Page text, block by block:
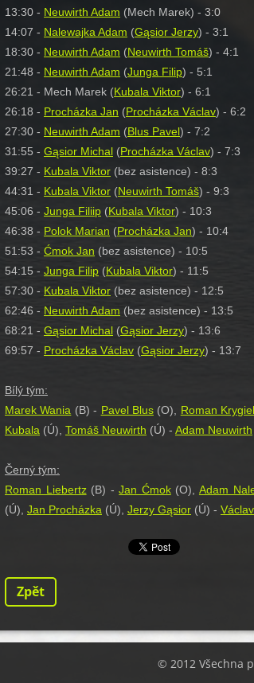
13:30 - Neuwirth Adam (Mech Marek) - 3:0
14:07 - Nalewajka Adam (Gąsior Jerzy) - 3:1
18:30 - Neuwirth Adam (Neuwirth Tomáš) - 4:1
21:48 - Neuwirth Adam (Junga Filip) - 5:1
26:21 - Mech Marek (Kubala Viktor) - 6:1
26:18 - Procházka Jan (Procházka Václav) - 6:2
27:30 - Neuwirth Adam (Blus Pavel) - 7:2
31:55 - Gąsior Michal (Procházka Václav) - 7:3
39:27 - Kubala Viktor (bez asistence) - 8:3
44:31 - Kubala Viktor (Neuwirth Tomáš) - 9:3
45:06 - Junga Filiip (Kubala Viktor) - 10:3
46:38 - Polok Marian (Procházka Jan) - 10:4
51:53 - Ćmok Jan (bez asistence) - 10:5
54:15 - Junga Filip (Kubala Viktor) - 11:5
57:30 - Kubala Viktor (bez asistence) - 12:5
62:46 - Neuwirth Adam (bez asistence) - 13:5
68:21 - Gąsior Michal (Gąsior Jerzy) - 13:6
69:57 - Procházka Václav (Gąsior Jerzy) - 13:7
Bílý tým:
Marek Wania (B) - Pavel Blus(O), Roman Krygiel
Kubala (Ú), Tomáš Neuwirth (Ú) - Adam Neuwirth
Černý tým:
Roman Liebertz(B) -Jan Ćmok(O), Adam
(Ú), Jan Procházka (Ú), Jerzy Gąsior (Ú) -
Zpět
© 2012 Všechna